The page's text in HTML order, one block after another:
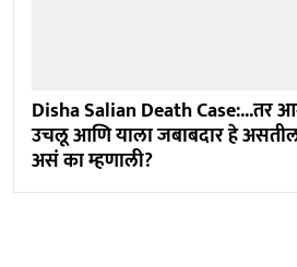
Disha Salian Death Case:...तर
उचलू आणि याला जबाबदार हे
असं का म्हणाली?